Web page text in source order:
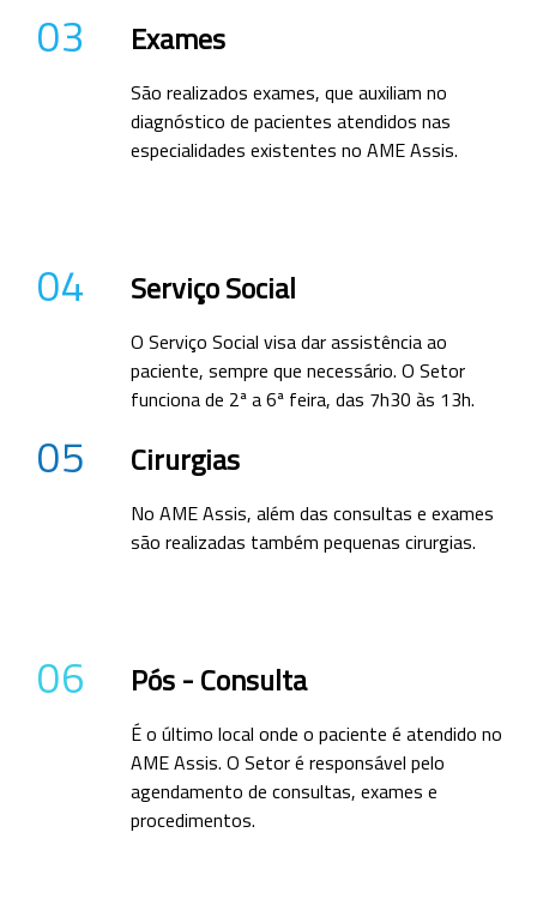
03 Exames
São realizados exames, que auxiliam no
diagnóstico de pacientes atendidos nas
especialidades existentes no AME Assis.
04 Serviço Social
O Serviço Social visa dar assistência ao
paciente, sempre que necessário. O Setor
funciona de 2ª a 6ª feira, das 7h30 às 13h.
05 Cirurgias
No AME Assis, além das consultas e exames
são realizadas também pequenas cirurgias.
06 Pós - Consulta
É o último local onde o paciente é atendido no
AME Assis. O Setor é responsável pelo
agendamento de consultas, exames e
procedimentos.